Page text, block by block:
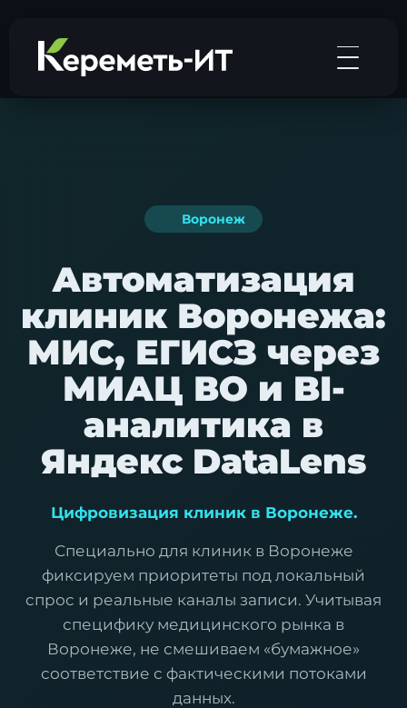
Воронеж
Автоматизация
клиник Воронежа:
МИС, ЕГИСЗ через
МИАЦ ВО и BI-
аналитика в
Яндекс DataLens
Цифровизация клиник в Воронеже.
Специально для клиник в Воронеже
фиксируем приоритеты под локальный
спрос и реальные каналы записи. Учитывая
специфику медицинского рынка в
Воронеже, не смешиваем «бумажное»
соответствие с фактическими потоками
данных.